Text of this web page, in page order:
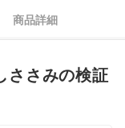
商品詳細
ささみの検証